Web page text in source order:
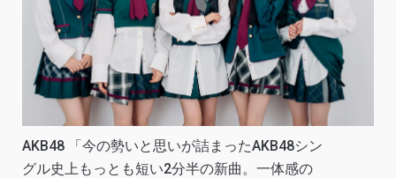
AKB48 「今の勢いと思いが詰まったAKB48シン
グル史上もっとも短い2分半の新曲。一体感の